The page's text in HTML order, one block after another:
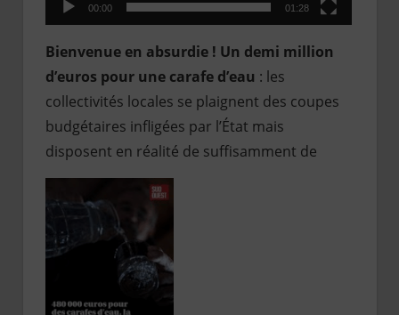
00:00 01:28
Bienvenue en absurdie ! Un demi million
d’euros pour une carafe d’eau : les
collectivités locales se plaignent des coupes
budgétaires infligées par l’État mais
disposent en réalité de suffisamment de